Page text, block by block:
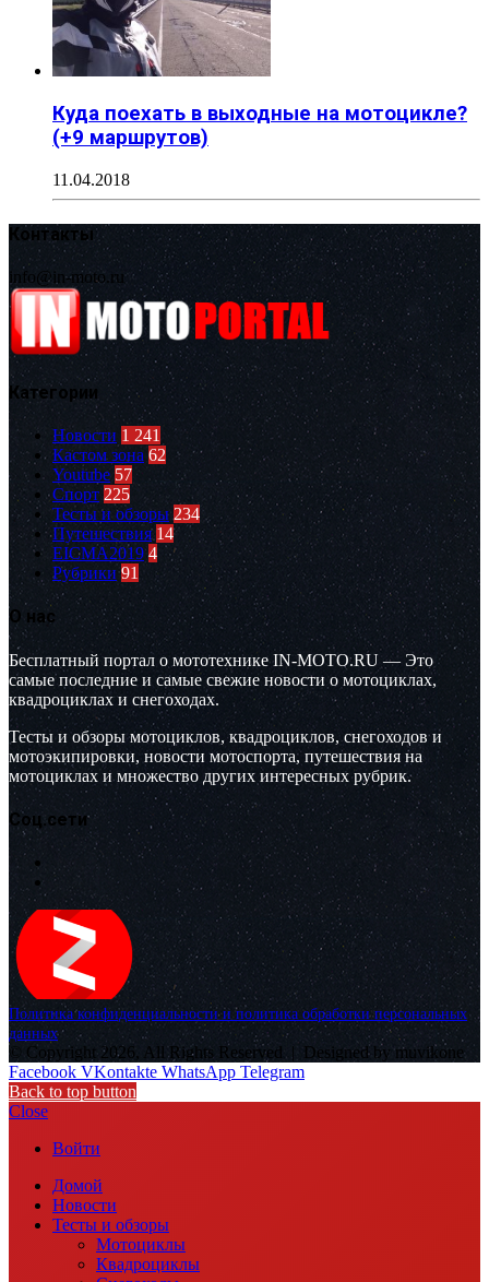
Куда поехать в выходные на мотоцикле?
(+9 маршрутов)
11.04.2018
Контакты
info@in-moto.ru
Категории
Новости 1 241
Кастом зона 62
Youtube 57
Спорт 225
Тесты и обзоры 234
Путешествия 14
EICMA2019 4
Рубрики 91
О нас
Бесплатный портал о мототехнике IN-MOTO.RU — Это
самые последние и самые свежие новости о мотоциклах,
квадроциклах и снегоходах.
Тесты и обзоры мотоциклов, квадроциклов, снегоходов и
мотоэкипировки, новости мотоспорта, путешествия на
мотоциклах и множество других интересных рубрик.
Соц.сети
Политика конфиденциальности и политика обработки персональных
данных
© Copyright 2026, All Rights Reserved |
Designed by muvikone
Facebook VKontakte WhatsApp Telegram
Back to top button
Close
Войти
Домой
Новости
Тесты и обзоры
Мотоциклы
Квадроциклы